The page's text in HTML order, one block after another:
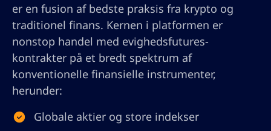
er en fusion af bedste praksis fra krypto og
traditionel finans. Kernen i platformen er
nonstop handel med evighedsfutures-
kontrakter på et bredt spektrum af
konventionelle finansielle instrumenter,
herunder:
Globale aktier og store indekser